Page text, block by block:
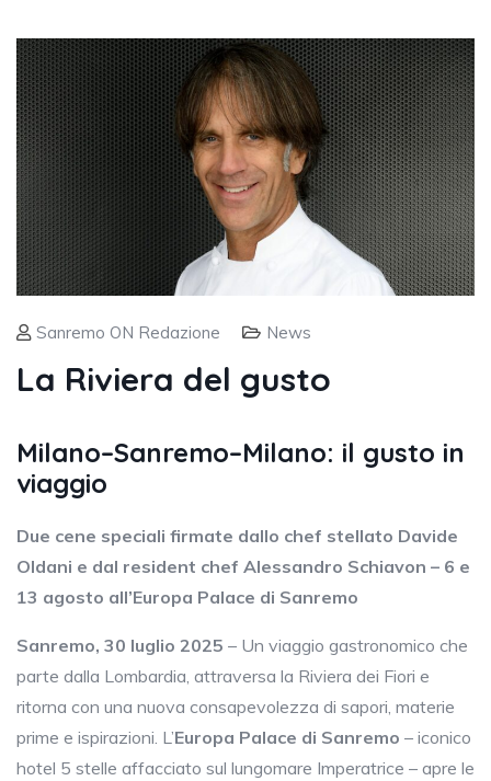
Sanremo ON Redazione News
La Riviera del gusto
Milano–Sanremo–Milano: il gusto in
viaggio
Due cene speciali firmate dallo chef stellato Davide
Oldani e dal resident chef Alessandro Schiavon – 6 e
13 agosto all’Europa Palace di Sanremo
Sanremo, 30 luglio 2025 – Un viaggio gastronomico che
parte dalla Lombardia, attraversa la Riviera dei Fiori e
ritorna con una nuova consapevolezza di sapori, materie
prime e ispirazioni. L’Europa Palace di Sanremo – iconico
hotel 5 stelle affacciato sul lungomare Imperatrice – apre le